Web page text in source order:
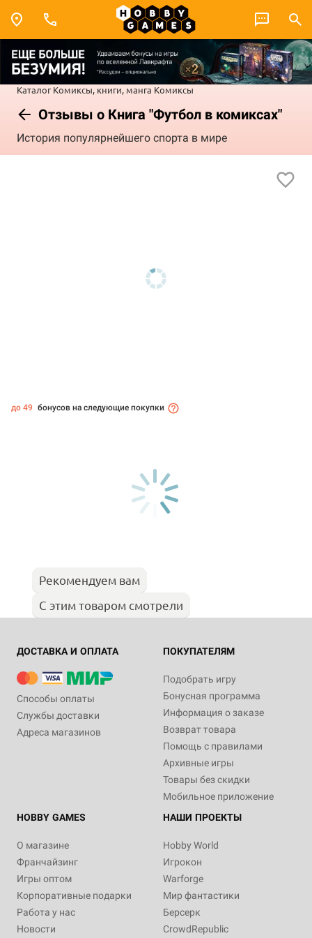
Каталог Комиксы, книги, манга Комиксы
Отзывы о Книга "Футбол в комиксах"
История популярнейшего спорта в мире
до 49 бонусов на следующие покупки
Рекомендуем вам
С этим товаром смотрели
ДОСТАВКА И ОПЛАТА
Способы оплаты
Службы доставки
Адреса магазинов
ПОКУПАТЕЛЯМ
Подобрать игру
Бонусная программа
Информация о заказе
Возврат товара
Помощь с правилами
Архивные игры
Товары без скидки
Мобильное приложение
HOBBY GAMES
О магазине
Франчайзинг
Игры оптом
Корпоративные подарки
Работа у нас
Новости
НАШИ ПРОЕКТЫ
Hobby World
Игрокон
Warforge
Мир фантастики
Берсерк
CrowdRepublic